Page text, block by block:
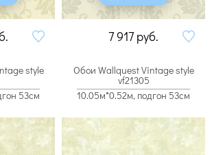
7 917 руб.
style
53см
Обои Wallquest Vintage style
vf21305
10.05м*0.52м, подгон 53см